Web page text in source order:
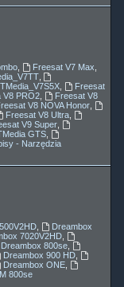
, Freesat V7 Max
,
,
Freesat
V8 PRO2,
Freesat V8
V8 NOVA Honor,
Freesat V8 Ultra,
V9 Super,
GTS,
- Narzędzia
,
Dreambox
7020V2HD,
Dreambox 800se,
Dreambox 900 HD,
Dreambox ONE,
800se